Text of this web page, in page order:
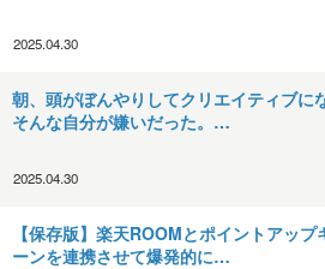
2025.04.30
朝、頭がぼんやりしてクリエイティブに
そんな自分が嫌いだった。…
2025.04.30
【保存版】楽天ROOMとポイントアップ
ーンを連携させて爆発的に…